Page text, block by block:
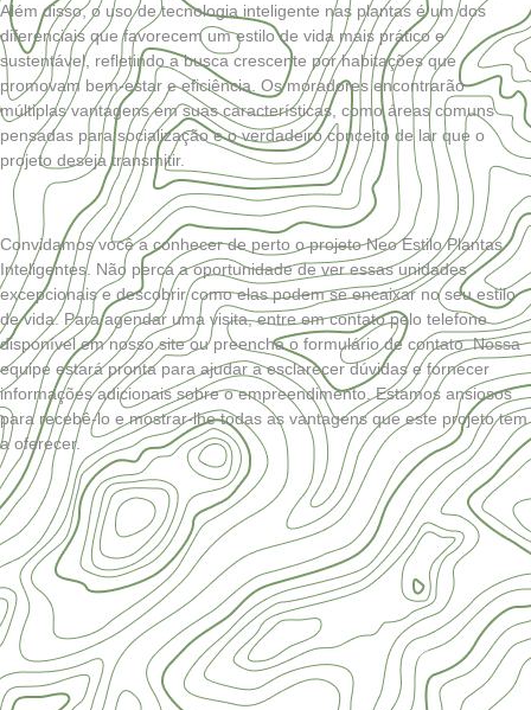
Além disso, o uso de tecnologia inteligente nas plantas é um dos
diferenciais que favorecem um estilo de vida mais prático e
sustentável, refletindo a busca crescente por habitações que
promovam bem-estar e eficiência. Os moradores encontrarão
múltiplas vantagens em suas características, como áreas comuns
pensadas para socialização e o verdadeiro conceito de lar que o
projeto deseja transmitir.
Convidamos você a conhecer de perto o projeto Neo Estilo Plantas
Inteligentes. Não perca a oportunidade de ver essas unidades
excepcionais e descobrir como elas podem se encaixar no seu estilo
de vida. Para agendar uma visita, entre em contato pelo telefone
disponível em nosso site ou preencha o formulário de contato. Nossa
equipe estará pronta para ajudar a esclarecer dúvidas e fornecer
informações adicionais sobre o empreendimento. Estamos ansiosos
para recebê-lo e mostrar-lhe todas as vantagens que este projeto tem
a oferecer.